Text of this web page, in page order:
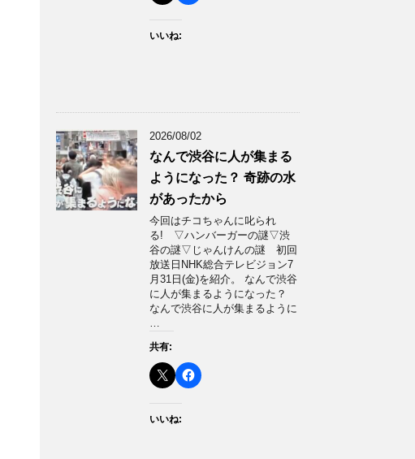
いいね:
2026/08/02
なんで渋谷に人が集まる
ようになった？ 奇跡の水
があったから
今回はチコちゃんに叱られ
る! ▽ハンバーガーの謎▽渋
谷の謎▽じゃんけんの謎 初回
放送日NHK総合テレビジョン7
月31日(金)を紹介。 なんで渋谷
に人が集まるようになった？
なんで渋谷に人が集まるように
…
共有:
いいね: